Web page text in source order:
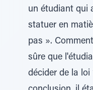
un étudiant qui
statuer en
pas ».
sûre que
décider de la